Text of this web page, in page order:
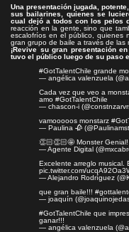
Una presentación jugada,
sus bailarines, quienes se
cual dejó a todos con los pelos
reacción en la gente, sino que
escalofríos en el público, quienes
gran grupo de baile a través de las
¡Revive su gran presentación
tuvo el público luego de su paso
#GotTalentChile grande
— angélica valenzuela
Cada vez que veo a
amo #GotTalentChile
— chascon-i
vamooooos monstarz
— Paulina 🥀
👏🏻👏🏻🤩 Monster Genial!
— Agente Digital
Excelente arreglo musical.
pic.twitter.com/
— Alejandro Rodríguez
que gran baile!!!
— joaquín
#GotTalentChile que
ganar!!!
— angélica valenzuela